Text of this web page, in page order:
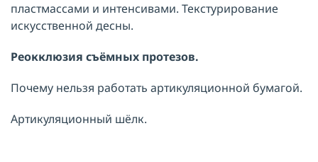
пластмассами и интенсивами. Текстурирование
искусственной десны.
Реокклюзия съёмных протезов.
Почему нельзя работать артикуляционной бумагой.
Артикуляционный шёлк.